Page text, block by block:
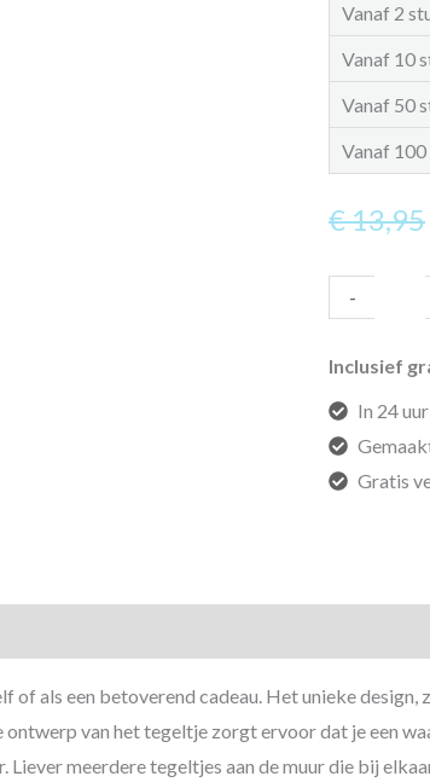
Vanaf 2
Vanaf 10
Vanaf 50
Vanaf
€13,95
-
tegeltje
-
Blij
Bijtje
Inclusief
In 24
Gratis
als een betoverend cadeau. Het unieke
van het tegeltje zorgt ervoor dat je een
meerdere tegeltjes aan de muur die bij